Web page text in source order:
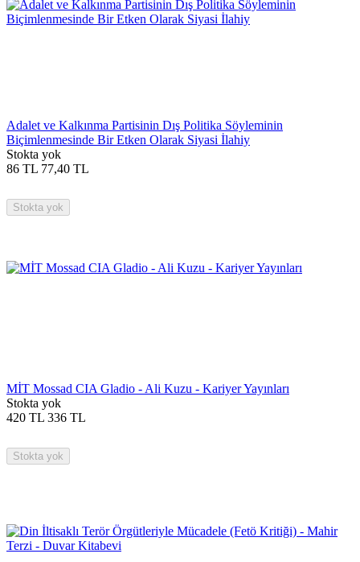
Adalet ve Kalkınma Partisinin Dış Politika Söyleminin
Biçimlenmesinde Bir Etken Olarak Siyasi İlahiy
Stokta yok
86 TL 77,40 TL
Stokta yok
MİT Mossad CIA Gladio - Ali Kuzu - Kariyer Yayınları
Stokta yok
420 TL 336 TL
Stokta yok